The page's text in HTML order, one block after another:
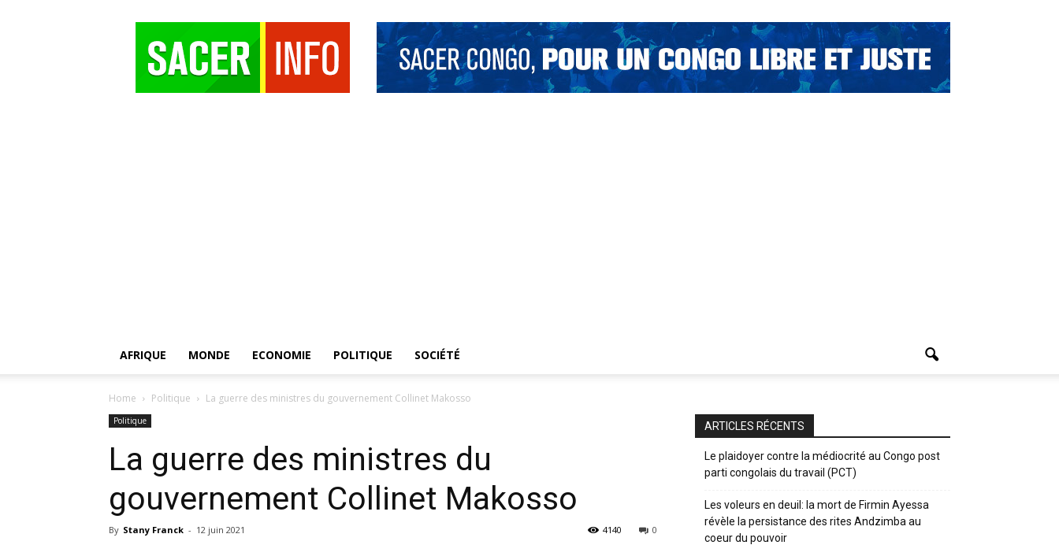
AFRIQUE MONDE ECONOMIE POLITIQUE SOCIÉTÉ
Home Politique La guerre des ministres du gouvernement Collinet Makosso
Politique
La guerre des ministres du
gouvernement Collinet Makosso
By Stany Franck - 12 juin 2021 0
4140
ARTICLES RÉCENTS
Le plaidoyer contre la médiocrité au Congo post
parti congolais du travail (PCT)
Les voleurs en deuil: la mort de Firmin Ayessa
révèle la persistance des rites Andzimba au
coeur du pouvoir